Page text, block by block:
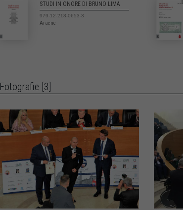
STUDI IN ONORE DI BRUNO LIMA
979-12-218-0653-3
Aracne
Fotografie [3]